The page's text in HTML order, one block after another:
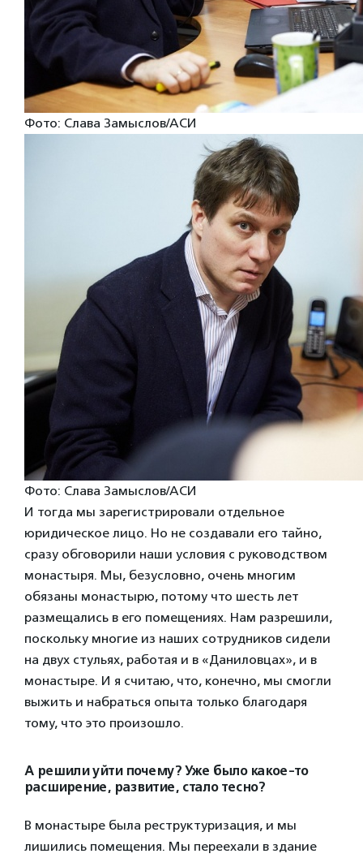
Фото: Слава Замыслов/АСИ
Фото: Слава Замыслов/АСИ
И тогда мы зарегистрировали отдельное
юридическое лицо. Но не создавали его тайно,
сразу обговорили наши условия с руководством
монастыря. Мы, безусловно, очень многим
обязаны монастырю, потому что шесть лет
размещались в его помещениях. Нам разрешили,
поскольку многие из наших сотрудников сидели
на двух стульях, работая и в «Даниловцах», и в
монастыре. И я считаю, что, конечно, мы смогли
выжить и набраться опыта только благодаря
тому, что это произошло.
А решили уйти почему? Уже было какое-то
расширение, развитие, стало тесно?
В монастыре была реструктуризация, и мы
лишились помещения. Мы переехали в здание